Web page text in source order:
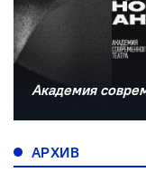
Академия
АРХИВ